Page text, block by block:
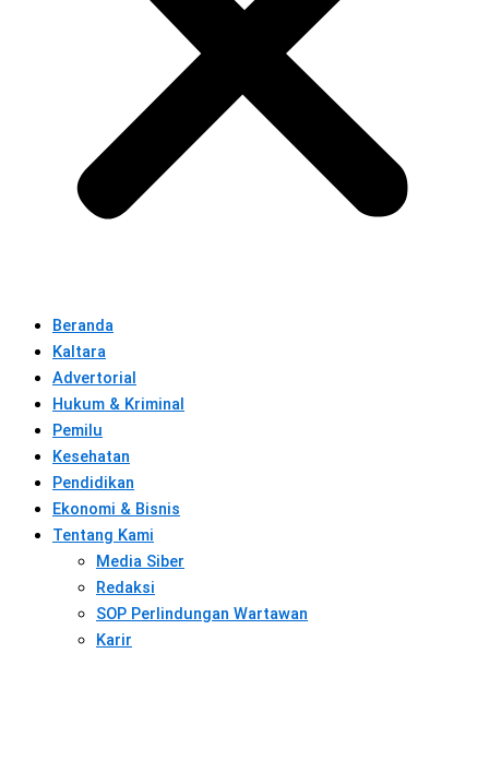
Beranda
Kaltara
Advertorial
Hukum & Kriminal
Pemilu
Kesehatan
Pendidikan
Ekonomi & Bisnis
Tentang Kami
Media Siber
Redaksi
SOP Perlindungan Wartawan
Karir